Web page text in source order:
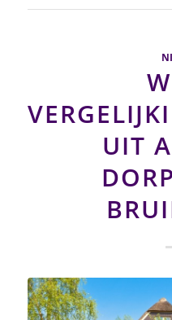
UIT